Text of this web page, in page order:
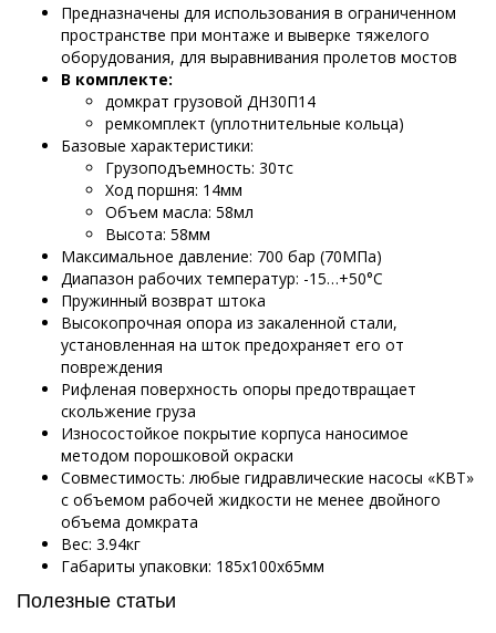
Предназначены для использования в ограниченном
пространстве при монтаже и выверке тяжелого
оборудования, для выравнивания пролетов мостов
В комплекте:
домкрат грузовой ДН30П14
ремкомплект (уплотнительные кольца)
Базовые характеристики:
Грузоподъемность: 30тс
Ход поршня: 14мм
Объем масла: 58мл
Высота: 58мм
Максимальное давление: 700 бар (70МПа)
Диапазон рабочих температур: -15…+50°С
Пружинный возврат штока
Высокопрочная опора из закаленной стали,
установленная на шток предохраняет его от
повреждения
Рифленая поверхность опоры предотвращает
скольжение груза
Износостойкое покрытие корпуса наносимое
методом порошковой окраски
Совместимость: любые гидравлические насосы «КВТ»
с объемом рабочей жидкости не менее двойного
объема домкрата
Вес: 3.94кг
Габариты упаковки: 185х100х65мм
Полезные статьи